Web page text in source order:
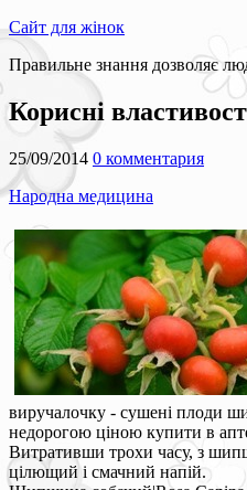
Сайт для жінок
Правильне знання дозволяє
Корисні
25/09/2014 0 комментария
Народна медицина
виручалочку - сушені плоди
недорогою ціною купити в
Витративши трохи часу, з
цілющий і смачний напій.